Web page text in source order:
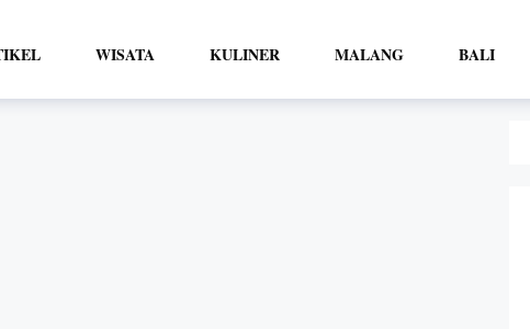
WISATA KULINER MALANG BALI